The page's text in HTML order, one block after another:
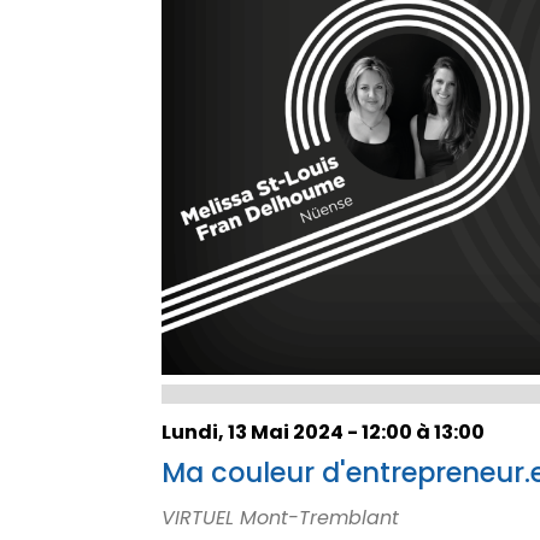
Lundi, 13 Mai 2024 - 12:00 à 13:00
Ma couleur
VIRTUEL Mont-Tremblant